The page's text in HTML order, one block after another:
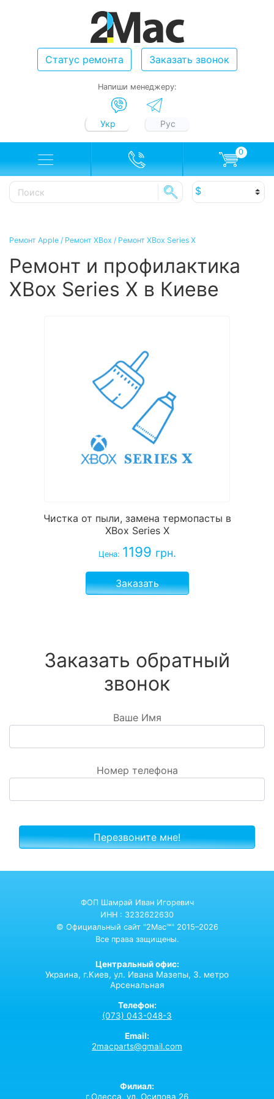
Статус ремонта Заказать звонок
Напиши менеджеру:
Укр Рус
0
Ремонт Apple / Ремонт XBox / Ремонт XBox Series X
Ремонт и профилактика
XBox Series X в Киеве
Чистка от пыли, замена термопасты в
XBox Series X
Цена: 1199 грн.
Заказать
Заказать обратный
звонок
Ваше Имя
Номер телефона
ФОП Шамрай Иван Игоревич
ИНН : 3232622630
© Официальный сайт "2Mac™" 2015–2026
Все права защищены.
Центральный офис:
Украина, г.Киев, ул. Ивана Мазепы, 3. метро
Арсенальная
Телефон:
(073) 043-048-3
Email:
2macparts@gmail.com
Филиал:
г.Одесса, ул. Осипова 26